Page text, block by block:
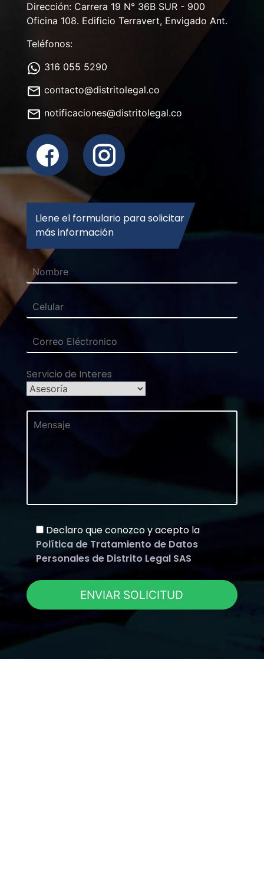
Dirección: Carrera 19 N° 36B SUR - 900
Oficina 108. Edificio Terravert, Envigado Ant.
Teléfonos:
316 055 5290
contacto@distritolegal.co
notificaciones@distritolegal.co
Llene el formulario para solicitar
más información
Servicio de Interes
Declaro que conozco y acepto la
Política de Tratamiento de Datos
Personales de Distrito Legal SAS